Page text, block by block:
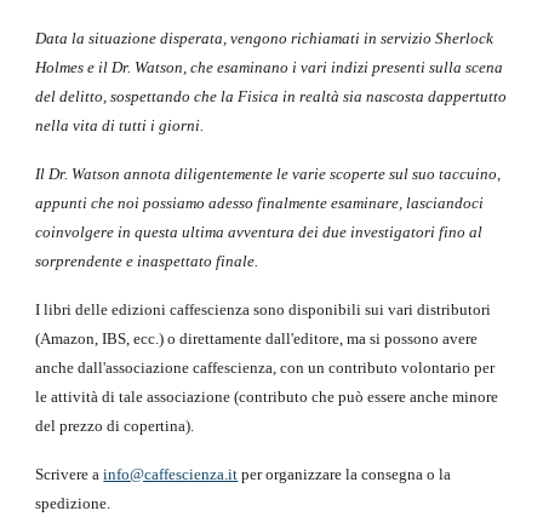
Data la situazione disperata, vengono richiamati in servizio Sherlock
Holmes e il Dr. Watson, che esaminano i vari indizi presenti sulla scena
del delitto, sospettando che la Fisica in realtà sia nascosta dappertutto
nella vita di tutti i giorni.
Il Dr. Watson annota diligentemente le varie scoperte sul suo taccuino,
appunti che noi possiamo adesso finalmente esaminare, lasciandoci
coinvolgere in questa ultima avventura dei due investigatori fino al
sorprendente e inaspettato finale.
I libri delle edizioni caffescienza sono disponibili sui vari distributori
(Amazon, IBS, ecc.) o direttamente dall'editore, ma si possono avere
anche dall'associazione caffescienza, con un contributo volontario per
le attività di tale associazione (contributo che può essere anche minore
del prezzo di copertina).
Scrivere a info@caffescienza.it per organizzare la consegna o la
spedizione.